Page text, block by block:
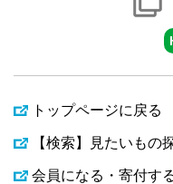
トップページに戻る
【検索】見たいもの
会員になる・寄付す